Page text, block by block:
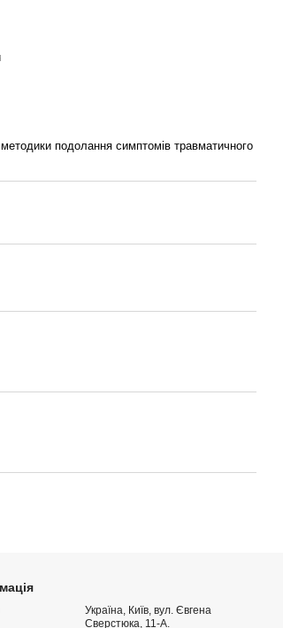
подолання симптомів травматичного
Україна, Київ, вул. Євгена
Сверстюка, 11-А.